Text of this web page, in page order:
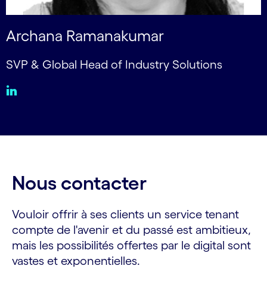
Archana Ramanakumar
SVP & Global Head of Industry Solutions
Nous contacter
Vouloir offrir à ses clients un service tenant
compte de l'avenir et du passé est ambitieux,
mais les possibilités offertes par le digital sont
vastes et exponentielles.